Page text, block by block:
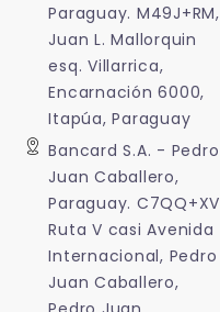
Paraguay. M49J+RM,
Juan L. Mallorquin
esq. Villarrica,
Encarnación 6000,
Itapúa, Paraguay
Bancard S.A. - Pedro
Juan Caballero,
Paraguay. C7QQ+XV
Ruta V casi Avenida
Internacional, Pedro
Juan Caballero,